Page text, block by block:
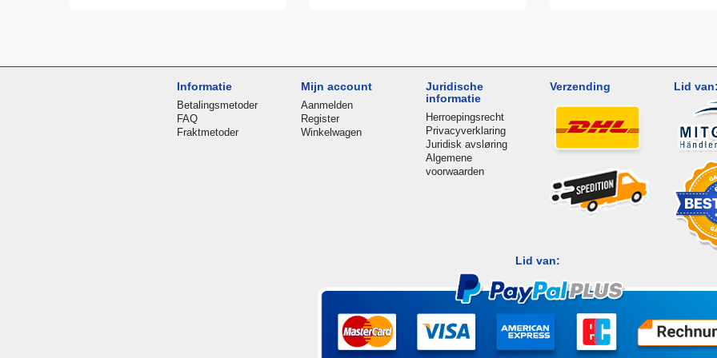
Informatie
Betalingsmetoder
FAQ
Fraktmetoder
Mijn account
Aanmelden
Register
Winkelwagen
Juridische
informatie
Herroepingsrecht
Privacyverklaring
Juridisk avsløring
Algemene
voorwaarden
Verzending Lid
Lid van: